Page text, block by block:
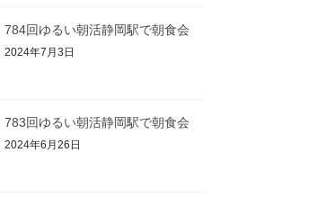
784回ゆるい朝活静岡駅で朝食会
2024年7月3日
783回ゆるい朝活静岡駅で朝食会
2024年6月26日